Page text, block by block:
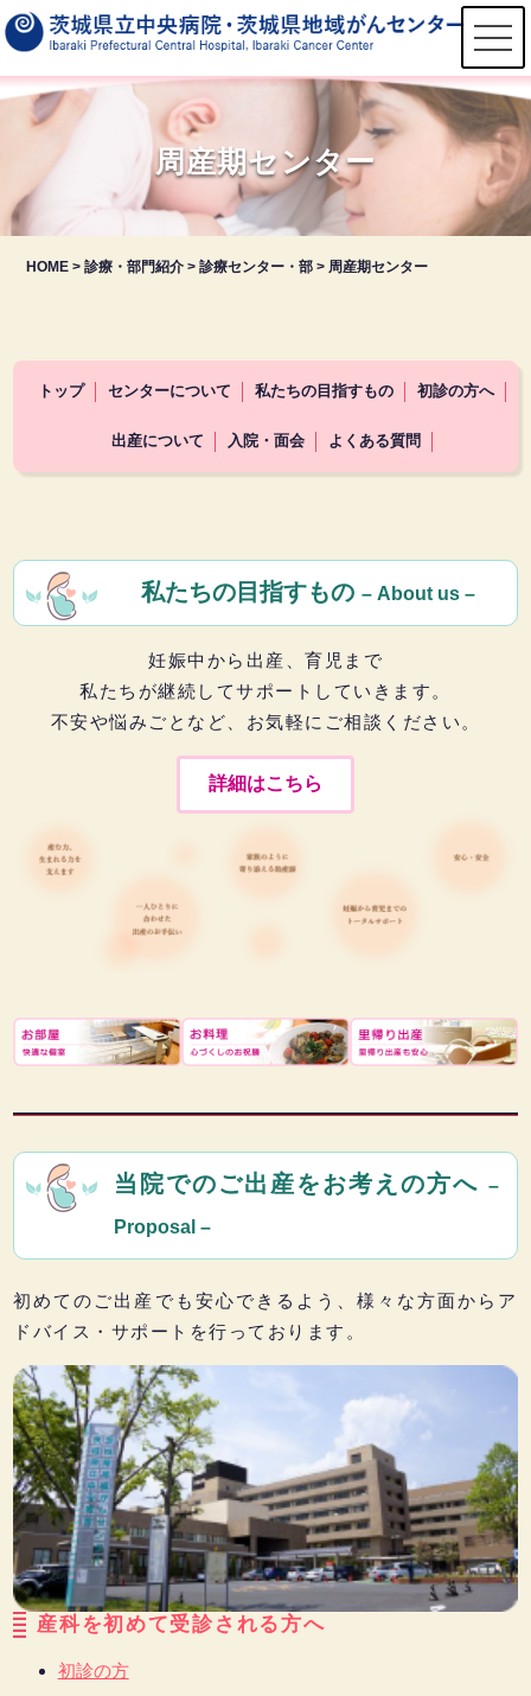
t
o
g
g
l
e
n
a
v
i
g
a
周産期センター
HOME >診療・部門紹介 >診療センター・部 > 周産期センター
トップ センターについて 私たちの目指すもの 初診の方へ
出産について 入院・面会 よくある質問
私たちの目指すもの – About us –
妊娠中から出産、育児まで
私たちが継続してサポートしていきます。
不安や悩みごとなど、お気軽にご相談ください。
詳細はこちら
当院でのご出産をお考えの方へ–
Proposal –
初めてのご出産でも安心できるよう、様々な方面からア
ドバイス・サポートを行っております。
産科を初めて受診される方へ
初診の方